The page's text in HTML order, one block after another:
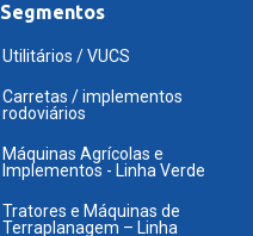
Segmentos
Utilitários / VUCS
Carretas / implementos
rodoviários
Máquinas Agrícolas e
Implementos - Linha Verde
Tratores e Máquinas de
Terraplanagem – Linha